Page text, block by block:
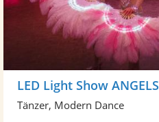
LED Light Show ANGELS
Tänzer, Modern Dance